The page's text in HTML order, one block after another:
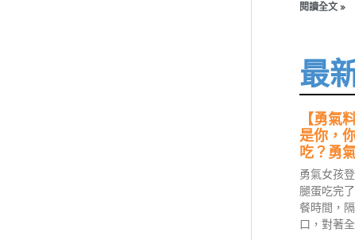
閱讀全文 »
最
【勇氣
是你，
吃？勇
勇氣女孩
腿蛋吃完
餐時間，
口，對著